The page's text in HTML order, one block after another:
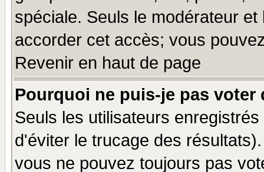
spéciale. Seuls le modérateur
accorder cet accès; vous
Revenir en haut de page
Pourquoi ne puis-je pas voter
Seuls les utilisateurs
d'éviter le trucage des
vous ne pouvez toujours pas